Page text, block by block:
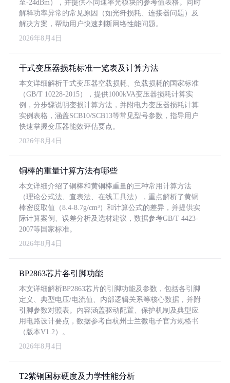
至-24dBm），并提供不同速率光模块的参考值表格。同时
解释功率异常的常见原因（如光纤损耗、连接器问题）及
解决方案，帮助用户快速判断网络性能问题。
2026年8月4日
干式变压器损耗标准一览表及计算方法
本文详细解析干式变压器空载损耗、负载损耗的国家标准
（GB/T 10228-2015），提供1000kVA变压器损耗计算实
例，分步骤说明变损计算方法，并附电力变压器损耗计算
实例表格，涵盖SCB10/SCB13等常见型号参数，指导用户
快速掌握变压器能效评估要点。
2026年8月4日
铜棒的重量计算方法有哪些
本文详细介绍了铜棒和黄铜棒重量的三种常用计算方法
（理论公式法、查表法、在线工具法），重点解析了黄铜
棒密度取值（8.4-8.7g/cm³）和计算公式的差异，并提供实
际计算案例、误差分析及选材建议，数据参考GB/T 4423-
2007等国家标准。
2026年8月4日
BP2863芯片各引脚功能
本文详细解析BP2863芯片的引脚功能及参数，包括各引脚
定义、典型电压/电流值、内部逻辑关系等核心数据，并附
引脚参数对照表。内容涵盖驱动配置、保护机制及典型应
用电路设计要点，数据参考自杭州士兰微电子官方规格书
（版本V1.2）。
2026年8月4日
T2紫铜国标硬度及力学性能分析